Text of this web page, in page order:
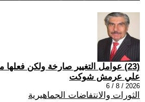
(23) عوامل التغيير صارخة ولكن فعلها ما زال خافتاً
علي عرمش شوكت
2026 / 8 / 6
الثورات والانتفاضات الجماهيرية